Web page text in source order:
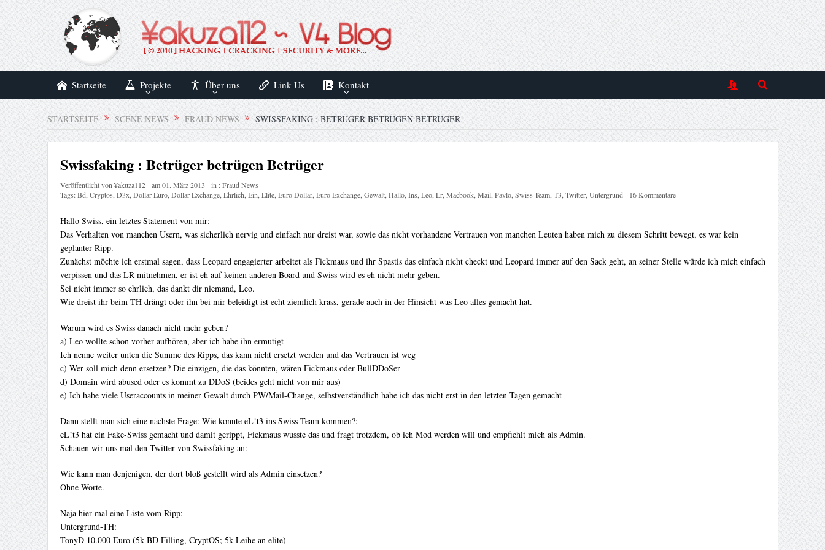
Startseite Projekte Über uns Link Us Kontakt
STARTSEITE SCENE NEWS FRAUD NEWS SWISSFAKING : BETRÜGER BETRÜGEN BETRÜGER
Swissfaking : Betrüger betrügen Betrüger
Veröffentlicht von¥akuza112 am01. März 2013 in :Fraud News
Tags:Bd,Cryptos,D3x,Dollar Euro,Dollar Exchange,Ehrlich,Ein,Elite,Euro Dollar,Euro Exchange,Gewalt,Hallo,Ins,Leo,Lr,Macbook,Mail,Pavlo,Swiss Team,T3,Twitter,Untergrund 16 Kommentare
Hallo Swiss, ein letztes Statement von mir:
Das Verhalten von manchen Usern, was sicherlich nervig und einfach nur dreist war, sowie das nicht vorhandene Vertrauen von manchen Leuten haben mich zu diesem Schritt bewegt, es war kein
geplanter Ripp.
Zunächst möchte ich erstmal sagen, dass Leopard engagierter arbeitet als Fickmaus und ihr Spastis das einfach nicht checkt und Leopard immer auf den Sack geht, an seiner Stelle würde ich mich einfach
verpissen und das LR mitnehmen, er ist eh auf keinen anderen Board und Swiss wird es eh nicht mehr geben.
Sei nicht immer so ehrlich, das dankt dir niemand, Leo.
Wie dreist ihr beim TH drängt oder ihn bei mir beleidigt ist echt ziemlich krass, gerade auch in der Hinsicht was Leo alles gemacht hat.
Warum wird es Swiss danach nicht mehr geben?
a) Leo wollte schon vorher aufhören, aber ich habe ihn ermutigt
Ich nenne weiter unten die Summe des Ripps, das kann nicht ersetzt werden und das Vertrauen ist weg
c) Wer soll mich denn ersetzen? Die einzigen, die das könnten, wären Fickmaus oder BullDDoSer
d) Domain wird abused oder es kommt zu DDoS (beides geht nicht von mir aus)
e) Ich habe viele Useraccounts in meiner Gewalt durch PW/Mail-Change, selbstverständlich habe ich das nicht erst in den letzten Tagen gemacht
Dann stellt man sich eine nächste Frage: Wie konnte eL!t3 ins Swiss-Team kommen?:
eL!t3 hat ein Fake-Swiss gemacht und damit gerippt, Fickmaus wusste das und fragt trotzdem, ob ich Mod werden will und empfiehlt mich als Admin.
Schauen wir uns mal den Twitter von Swissfaking an:
Wie kann man denjenigen, der dort bloß gestellt wird als Admin einsetzen?
Ohne Worte.
Naja hier mal eine Liste vom Ripp:
Untergrund-TH:
TonyD 10.000 Euro (5k BD Filling, CryptOS; 5k Leihe an elite)